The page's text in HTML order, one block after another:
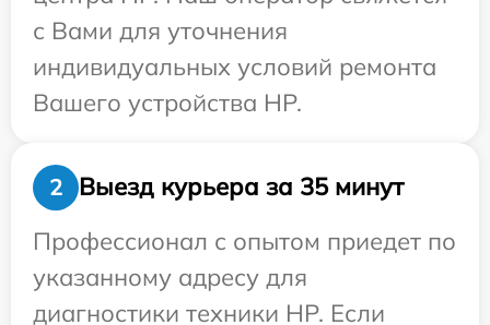
с Вами для уточнения
индивидуальных условий ремонта
Вашего устройства HP.
2
Выезд курьера за 35 минут
Профессионал с опытом приедет по
указанному адресу для
диагностики техники HP. Если